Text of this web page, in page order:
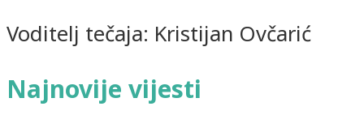
Voditelj tečaja: Kristijan Ovčarić
Najnovije vijesti